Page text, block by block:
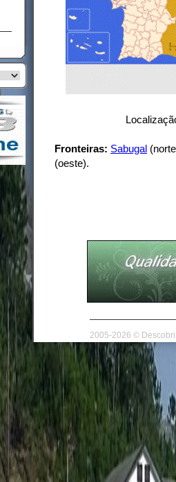
Fronteiras: Sabugal
(oeste).
2005-2026 ©